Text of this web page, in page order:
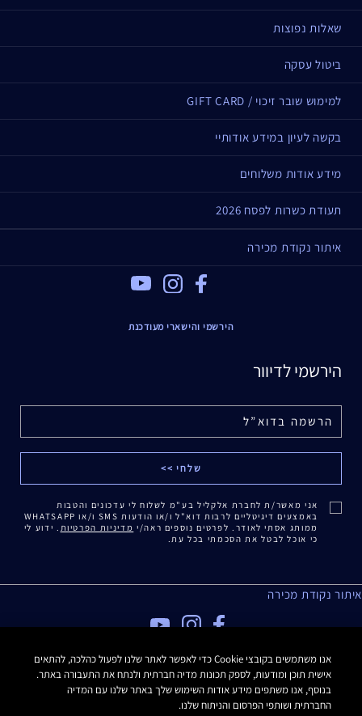
שאלות נפוצות
ביטול עסקה
למימוש שובר זיכוי / GIFT CARD
בקשה לעיון במידע אודותיי
מידע אודות משלוחים
תעודת כשרות לפסח 2026
איתור נקודת מכירה
Facebook
הירשמי והישארי מעודכנת
הירשמי לדיוור
אני מאשר/ת לחברת אלקליל בע"מ לשלוח לי עדכונים והטבות
באמצעים דיגיטליים לרבות דוא"ל ו/או הודעות SMS ו/או WHATSAPP
ממותג אסתי לאודר. לפרטים נוספים ראה/י מדיניות הפרטיות
. ידוע לי
כי אוכל לבטל את הסכמתי בכל עת.
איתור נקודת מכירה
מדיניות פרטיות
תנאי שימוש
תקנון האתר
אנו משתמשים בקובצי Cookie כדי לאפשר לאתר שלנו לפעול כהלכה, להתאים
אישית תוכן ומודעות, לספק תכונות מדיה חברתית ולנתח את התעבורה באתר.
בנוסף, אנו משתפים מידע אודות השימוש שלך באתר שלנו עם המדיה
החברתית ושותפי הפרסום והניתוח שלנו.